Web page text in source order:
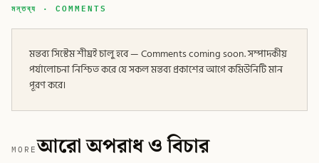
মন্তব্য · COMMENTS
মন্তব্য সিস্টেম শীঘ্রই চালু হবে — Comments coming soon. সম্পাদকীয়
পর্যালোচনা নিশ্চিত করে যে সকল মন্তব্য প্রকাশের আগে কমিউনিটি মান
পূরণ করে।
MOREআরো অপরাধ ও বিচার